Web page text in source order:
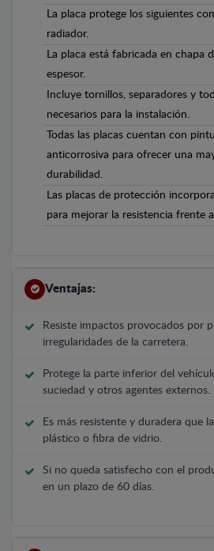
La placa protege los siguientes
radiador.
La placa está fabricada en chapa
espesor.
Incluye tornillos, separadores y
necesarios para la instalación.
Todas las placas cuentan con
anticorrosiva para ofrecer una
durabilidad.
Las placas de protección
para mejorar la resistencia frente
Ventajas:
Resiste impactos provocados por
irregularidades de la carretera.
Protege la parte inferior del
suciedad y otros agentes externos.
Es más resistente y duradera que
plástico o fibra de vidrio.
Si no queda satisfecho con el
en un plazo de 60 días.